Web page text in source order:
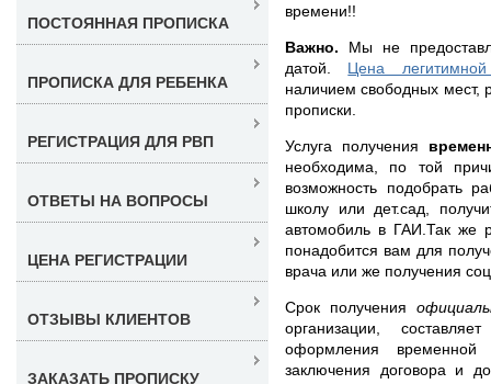
времени!!
Важно. Мы не
датой. Цена
наличием свободных мест,
прописки.
Услуга получения
необходима, по той
возможность подобрать
школу или дет.сад,
автомобиль в ГАИ.Так же
понадобится вам для
врача или же получения
Срок получения
организации,
оформления
заключения договора и
ПОСТОЯННАЯ ПРОПИСКА
ПРОПИСКА ДЛЯ РЕБЕНКА
РЕГИСТРАЦИЯ ДЛЯ РВП
ОТВЕТЫ НА ВОПРОСЫ
ЦЕНА РЕГИСТРАЦИИ
ОТЗЫВЫ КЛИЕНТОВ
ЗАКАЗАТЬ ПРОПИСКУ